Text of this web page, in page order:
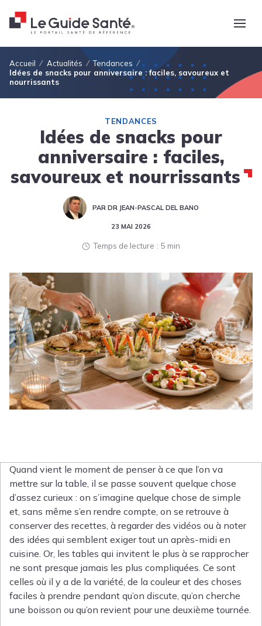
Fil d'Ariane
Accueil Actualités
Tendances
Idées de snacks pour anniversaire : faciles, savoureux et
nourrissants
TENDANCES
Idées de snacks pour
anniversaire : faciles,
savoureux et nourrissants
PAR DR JEAN-PASCAL DEL BANO
23 MAI 2026
Temps de lecture 5 min
Quand vient le moment de penser à ce que l’on va
mettre sur la table, il se passe souvent quelque chose
d’assez curieux : on s’imagine quelque chose de simple
et, sans même s’en rendre compte, on se retrouve à
conserver des recettes, à regarder des vidéos ou à noter
des idées qui semblent exiger tout un après-midi en
cuisine. Or, les tables qui invitent le plus à se rapprocher
ne sont presque jamais les plus compliquées. Ce sont
celles où il y a de la variété, de la couleur et des choses
faciles à prendre pendant qu’on discute, qu’on cherche
une boisson ou qu’on revient pour une deuxième tournée.